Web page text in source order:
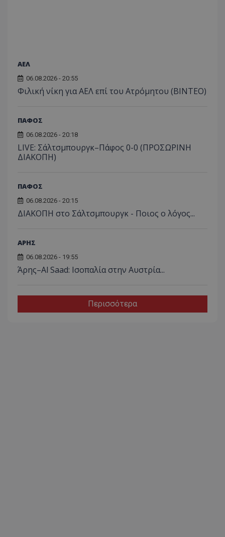
ΑΕΛ
06.08.2026 - 20:55
Φιλική νίκη για ΑΕΛ επί του Ατρόμητου (BINTEO)
ΠΑΦΟΣ
06.08.2026 - 20:18
LIVE: Σάλτσμπουργκ–Πάφος 0-0 (ΠΡΟΣΩΡΙΝΗ
ΔΙΑΚΟΠΗ)
ΠΑΦΟΣ
06.08.2026 - 20:15
ΔΙΑΚΟΠΗ στο Σάλτσμπουργκ - Ποιος ο λόγος...
ΑΡΗΣ
06.08.2026 - 19:55
Άρης–Al Saad: Ισοπαλία στην Αυστρία...
Περισσότερα